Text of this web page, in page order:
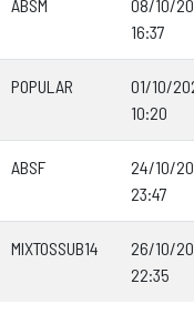
ABSM
08/10/
16:37
POPULAR
01/10/
10:20
ABSF
24/10/
23:47
MIXTOSSUB14
26/10/
22:35